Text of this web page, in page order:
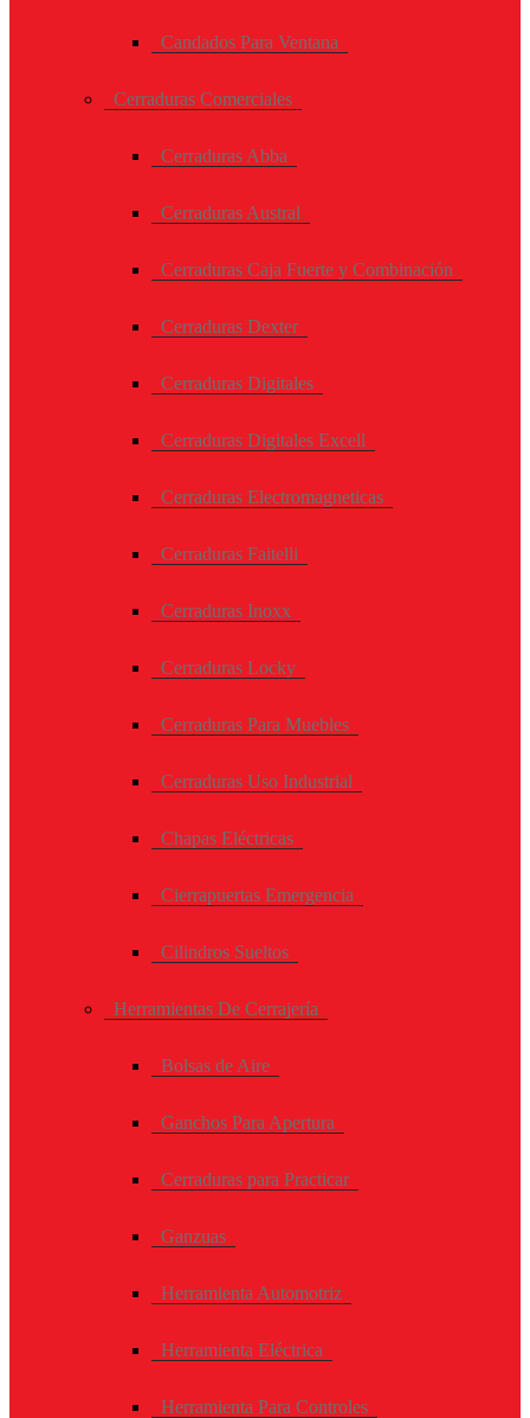
Candados Para Ventana
Cerraduras Comerciales
Cerraduras Abba
Cerraduras Austral
Cerraduras Caja Fuerte y Combinación
Cerraduras Dexter
Cerraduras Digitales
Cerraduras Digitales Excell
Cerraduras Electromagneticas
Cerraduras Faitelli
Cerraduras Inoxx
Cerraduras Locky
Cerraduras Para Muebles
Cerraduras Uso Industrial
Chapas Eléctricas
Cierrapuertas Emergencia
Cilindros Sueltos
Herramientas De Cerrajería
Bolsas de Aire
Ganchos Para Apertura
Cerraduras para Practicar
Ganzuas
Herramienta Automotriz
Herramienta Eléctrica
Herramienta Para Controles